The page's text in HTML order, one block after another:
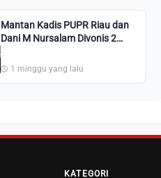
Mantan Kadis PUPR Riau dan
Dani M Nursalam Divonis 2
"Jatah Preman"
1 minggu yang lalu
KATEGORI